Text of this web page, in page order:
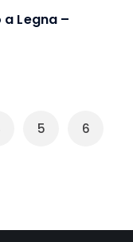
Legna –
5 6